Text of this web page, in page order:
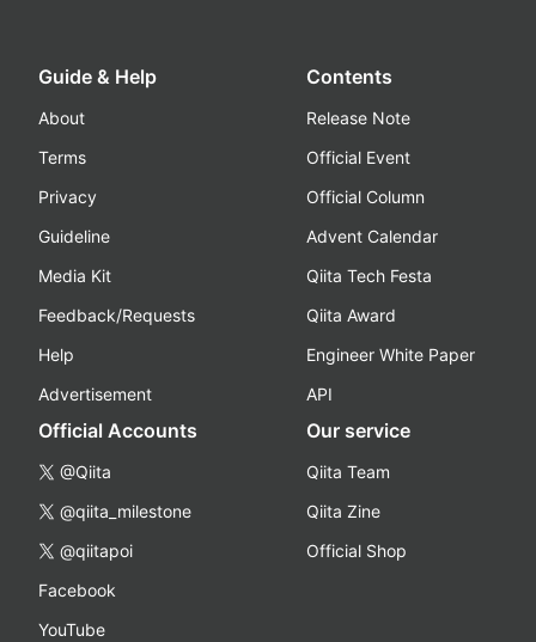
Guide & Help
About
Terms
Privacy
Guideline
Media Kit
Feedback/Requests
Help
Advertisement
Contents
Release Note
Official Event
Official Column
Advent Calendar
Qiita Tech Festa
Qiita Award
Engineer White Paper
API
Official Accounts
@Qiita
@qiita_milestone
@qiitapoi
Facebook
YouTube
Our service
Qiita Team
Qiita Zine
Official Shop